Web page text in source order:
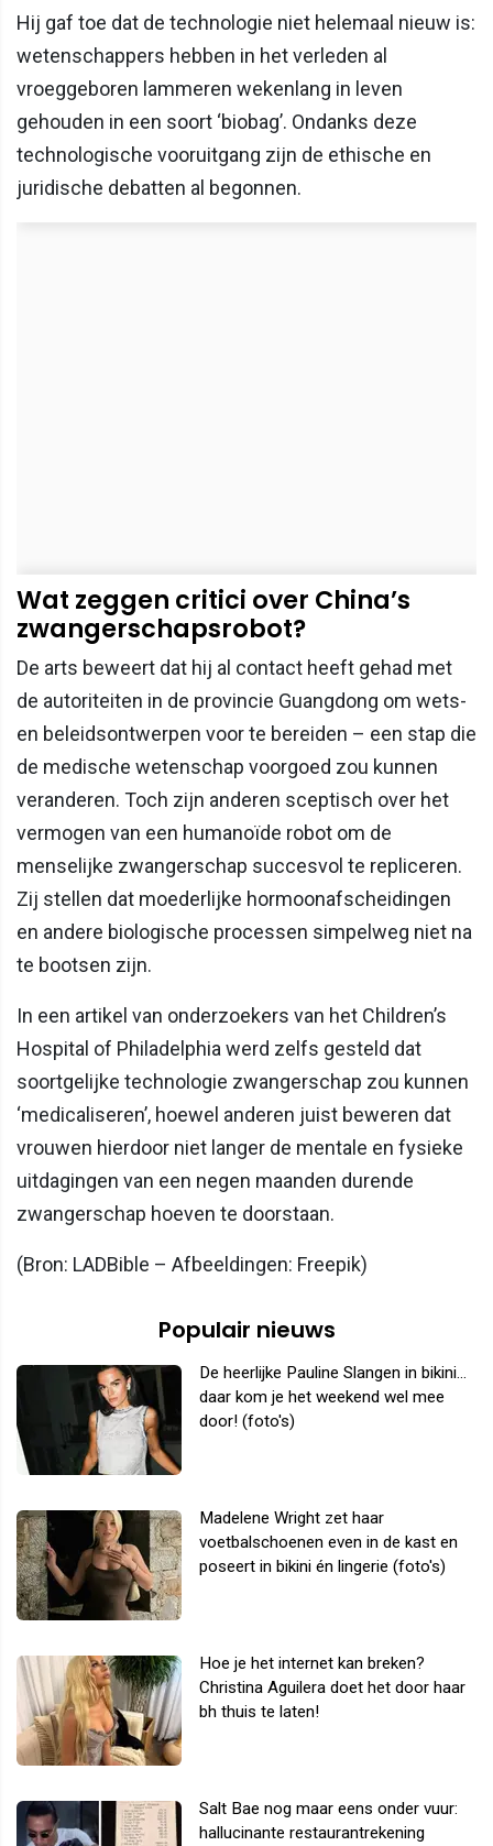
Hij gaf toe dat de technologie niet helemaal nieuw is:
wetenschappers hebben in het verleden al
vroeggeboren lammeren wekenlang in leven
gehouden in een soort ‘biobag’. Ondanks deze
technologische vooruitgang zijn de ethische en
juridische debatten al begonnen.
Wat zeggen critici over China’s
zwangerschapsrobot?
De arts beweert dat hij al contact heeft gehad met
de autoriteiten in de provincie Guangdong om wets-
en beleidsontwerpen voor te bereiden – een stap die
de medische wetenschap voorgoed zou kunnen
veranderen. Toch zijn anderen sceptisch over het
vermogen van een humanoïde robot om de
menselijke zwangerschap succesvol te repliceren.
Zij stellen dat moederlijke hormoonafscheidingen
en andere biologische processen simpelweg niet na
te bootsen zijn.
In een artikel van onderzoekers van het Children’s
Hospital of Philadelphia werd zelfs gesteld dat
soortgelijke technologie zwangerschap zou kunnen
‘medicaliseren’, hoewel anderen juist beweren dat
vrouwen hierdoor niet langer de mentale en fysieke
uitdagingen van een negen maanden durende
zwangerschap hoeven te doorstaan.
(Bron: LADBible – Afbeeldingen: Freepik)
Populair nieuws
De heerlijke Pauline Slangen in bikini...
daar kom je het weekend wel mee
door! (foto's)
Madelene Wright zet haar
voetbalschoenen even in de kast en
poseert in bikini én lingerie (foto's)
Hoe je het internet kan breken?
Christina Aguilera doet het door haar
bh thuis te laten!
Salt Bae nog maar eens onder vuur:
hallucinante restaurantrekening